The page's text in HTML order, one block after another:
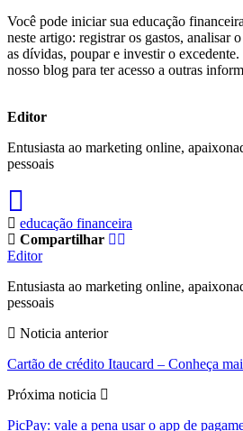
Você pode iniciar sua educação
neste artigo: registrar os gastos, analisar
as dívidas, poupar e investir o
nosso blog para ter acesso a outras
Editor
Entusiasta ao marketing online,
pessoais
educação financeira
Compartilhar
Editor
Entusiasta ao marketing online,
pessoais
Noticia anterior
Cartão de crédito Itaucard – Conheça
Próxima noticia
PicPay: vale a pena usar o app de